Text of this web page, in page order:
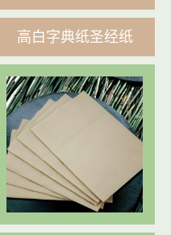
高白字典纸圣经纸